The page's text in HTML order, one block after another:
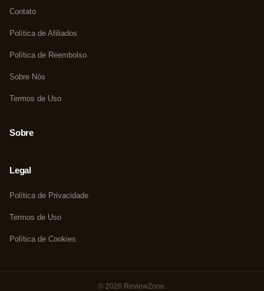
Contato
Política de Afiliados
Política de Reembolso
Sobre Nós
Termos de Uso
Sobre
Legal
Política de Privacidade
Termos de Uso
Política de Cookies
© 2026 ReviewZone.